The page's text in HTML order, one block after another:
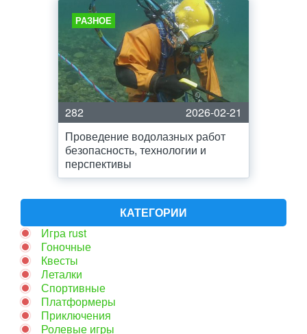
РАЗНОЕ
282
2026-02-21
Проведение водолазных работ
безопасность, технологии и
перспективы
КАТЕГОРИИ
Игра rust
Гоночные
Квесты
Леталки
Спортивные
Платформеры
Приключения
Ролевые игры